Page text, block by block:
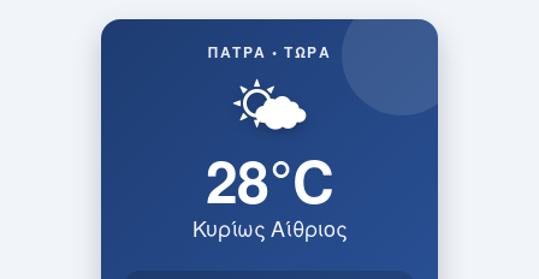
ΠΆΤΡΑ • ΤΏΡΑ
🌤️
28°C
Κυρίως Αίθριος